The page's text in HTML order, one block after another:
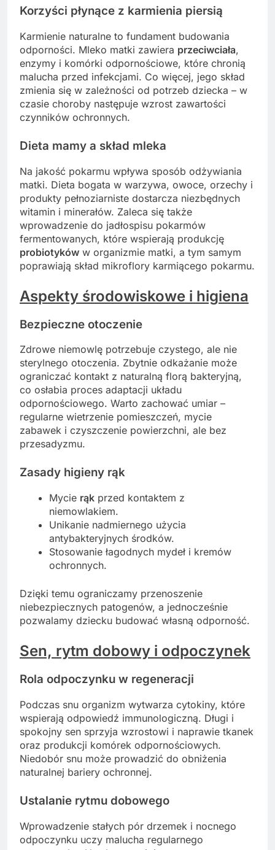
Korzyści płynące z karmienia piersią
Karmienie naturalne to fundament budowania
odporności. Mleko matki zawiera przeciwciała,
enzymy i komórki odpornościowe, które chronią
malucha przed infekcjami. Co więcej, jego skład
zmienia się w zależności od potrzeb dziecka – w
czasie choroby następuje wzrost zawartości
czynników ochronnych.
Dieta mamy a skład mleka
Na jakość pokarmu wpływa sposób odżywiania
matki. Dieta bogata w warzywa, owoce, orzechy i
produkty pełnoziarniste dostarcza niezbędnych
witamin i minerałów. Zaleca się także
wprowadzenie do jadłospisu pokarmów
fermentowanych, które wspierają produkcję
probiotyków w organizmie matki, a tym samym
poprawiają skład mikroflory karmiącego pokarmu.
Aspekty środowiskowe i higiena
Bezpieczne otoczenie
Zdrowe niemowlę potrzebuje czystego, ale nie
sterylnego otoczenia. Zbytnie odkażanie może
ograniczać kontakt z naturalną florą bakteryjną,
co osłabia proces adaptacji układu
odpornościowego. Warto zachować umiar –
regularne wietrzenie pomieszczeń, mycie
zabawek i czyszczenie powierzchni, ale bez
przesadyzmu.
Zasady higieny rąk
Mycie rąk przed kontaktem z
niemowlakiem.
Unikanie nadmiernego użycia
antybakteryjnych środków.
Stosowanie łagodnych mydeł i kremów
ochronnych.
Dzięki temu ograniczamy przenoszenie
niebezpiecznych patogenów, a jednocześnie
pozwalamy dziecku budować własną odporność.
Sen, rytm dobowy i odpoczynek
Rola odpoczynku w regeneracji
Podczas snu organizm wytwarza cytokiny, które
wspierają odpowiedź immunologiczną. Długi i
spokojny sen sprzyja wzrostowi i naprawie tkanek
oraz produkcji komórek odpornościowych.
Niedobór snu może prowadzić do obniżenia
naturalnej bariery ochronnej.
Ustalanie rytmu dobowego
Wprowadzenie stałych pór drzemek i nocnego
odpoczynku uczy malucha regularnego